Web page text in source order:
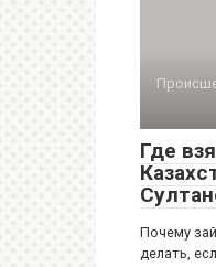
Где
Почему
делать,